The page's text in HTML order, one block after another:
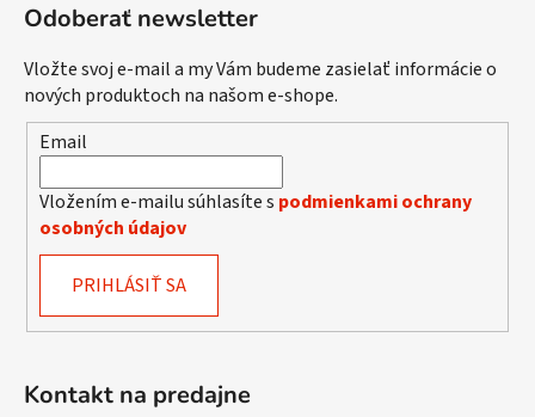
s
u
Odoberať newsletter
Vložte svoj e-mail a my Vám budeme zasielať informácie o
nových produktoch na našom e-shope.
Email
Vložením e-mailu súhlasíte s podmienkami ochrany
osobných údajov
PRIHLÁSIŤ SA
Kontakt na predajne